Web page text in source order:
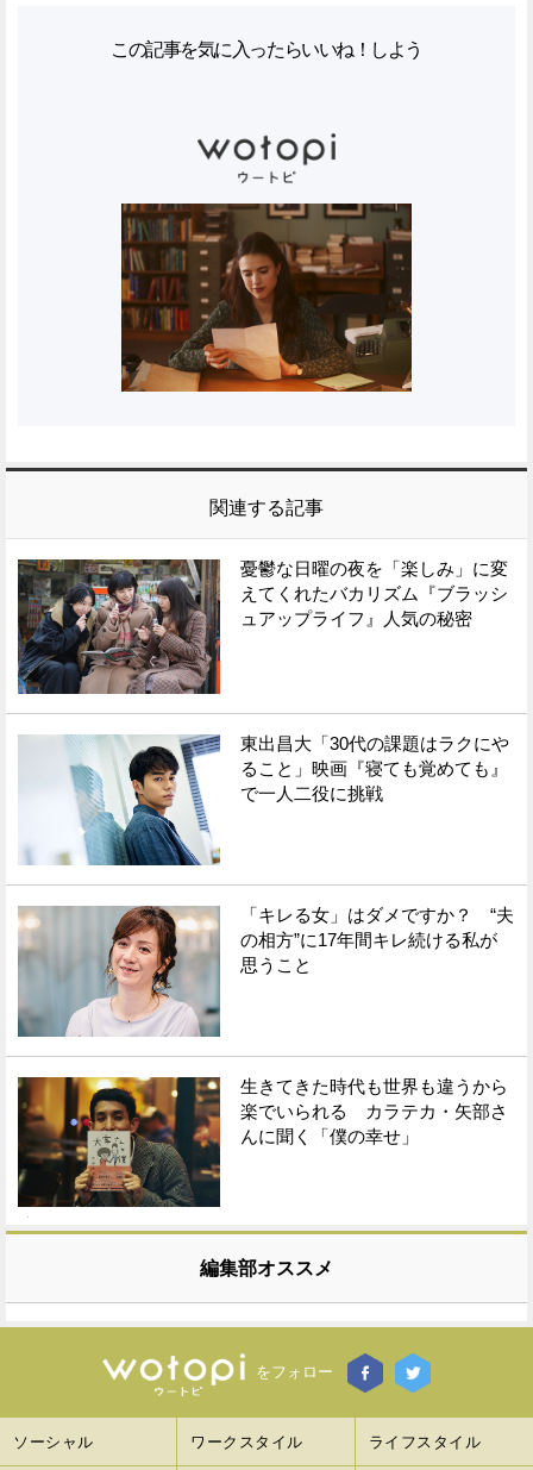
この記事を気に入ったらいいね！しよう
関連する記事
憂鬱な日曜の夜を「楽しみ」に変
えてくれたバカリズム『ブラッシ
ュアップライフ』人気の秘密
東出昌大「30代の課題はラクにや
ること」映画『寝ても覚めても』
で一人二役に挑戦
「キレる女」はダメですか？ “夫
の相方”に17年間キレ続ける私が
思うこと
生きてきた時代も世界も違うから
楽でいられる カラテカ・矢部さ
んに聞く「僕の幸せ」
編集部オススメ
をフォロー
ソーシャル ワークスタイル ライフスタイル